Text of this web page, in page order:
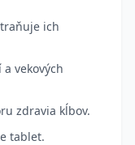
ich
vekových
zdravia kĺbov.
tablet.